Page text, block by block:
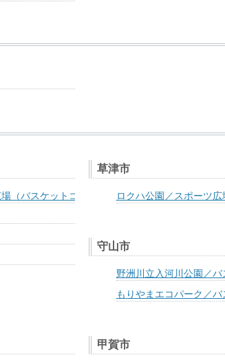
（バスケットコート）
草津市
ロクハ公園／スポーツ広
守山市
野洲川立入河川公園／
もりやまエコパーク／
甲賀市